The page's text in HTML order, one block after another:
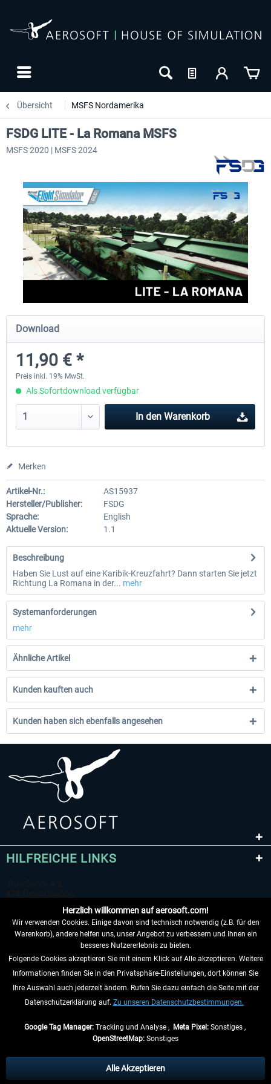
Übersicht MSFS Nordamerika
FSDG - Grönland Kulusuk MSFS
8,99 € *
Aerosoft Airport
FSDG LITE - La Romana MSFS
MSFS 2020 | MSFS 2024
Download
11,90 € *
Preis inkl. 19% MwSt.
Als Sofortdownload verfügbar
In den Warenkorb
Merken
Artikel-Nr.:
AS15937
Hersteller/Publisher:
FSDG
Sprache:
English
Aktuelle Version:
1.1
Beschreibung
Haben Sie Lust auf eine Karibik-Kreuzfahrt? Dann starten Sie jetzt
Richtung La Romana in der... mehr
Systemanforderungen
mehr
Ähnliche Artikel
Kunden kauften auch
Kunden haben sich ebenfalls angesehen
HILFREICHE LINKS
VERTRAG WIDERRUFEN
INFORMATIONEN
anders beschrieben.
** Gilt für Lieferungen innerhalb Deutschlands, Lieferzeiten für andere Länder
Herzlich willkommen auf aerosoft.com!
Wir verwenden Cookies. Einige davon sind technisch notwendig (z.B. für den
Warenkorb), andere helfen uns, unser Angebot zu verbessern und Ihnen ein
besseres Nutzererlebnis zu bieten.
Folgende Cookies akzeptieren Sie mit einem Klick auf Alle akzeptieren. Weitere
Informationen finden Sie in den Privatsphäre-Einstellungen, dort können Sie
Ihre Auswahl auch jederzeit ändern. Rufen Sie dazu einfach die Seite mit der
Datenschutzerklärung auf. Zu unseren Datenschutzbestimmungen.
Google Tag Manager:Tracking und Analyse , Meta Pixel:Sonstiges ,
OpenStreetMap: Sonstiges
Alle Akzeptieren